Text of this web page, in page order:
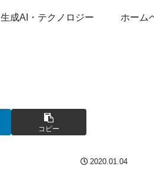
生成AI・テクノロジー ホーム
コピー
2020.01.04